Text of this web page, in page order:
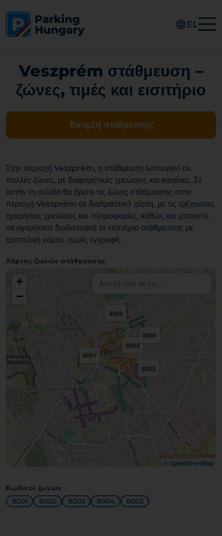
EL
Veszprém στάθμευση –
ζώνες, τιμές και εισιτήριο
Έναρξη στάθμευσης
Στην περιοχή Veszprém, η στάθμευση λειτουργεί σε
πολλές ζώνες, με διαφορετικές χρεώσεις και κανόνες. Σε
αυτήν τη σελίδα θα βρείτε τις ζώνες στάθμευσης στην
περιοχή Veszprém σε διαδραστικό χάρτη, με τις τρέχουσες
ημερήσιες χρεώσεις και πληροφορίες, καθώς και μπορείτε
να αγοράσετε διαδικτυακά το εισιτήριο στάθμευσης με
τραπεζική κάρτα, χωρίς εγγραφή.
Χάρτης ζωνών στάθμευσης
8001
8002
8003
8004
8005
+
−
© OpenStreetMap
Κωδικοί ζωνών
8001
8002 8003 8004 8005